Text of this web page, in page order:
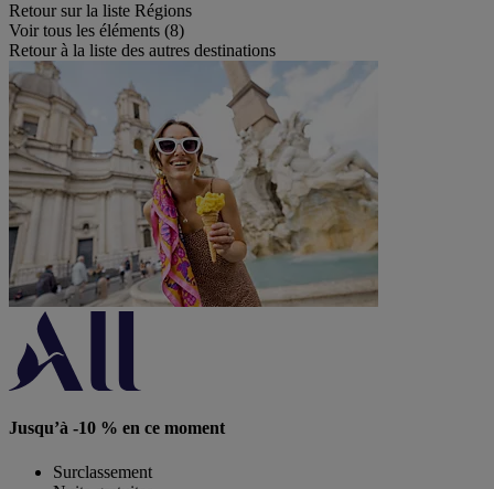
Retour sur la liste Régions
Voir tous les éléments (8)
Retour à la liste des autres destinations
Jusqu’à -10 % en ce moment
Surclassement